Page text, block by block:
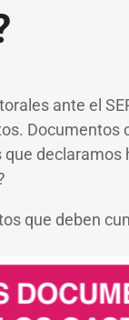
ante el
Documentos
declaramos
que deben